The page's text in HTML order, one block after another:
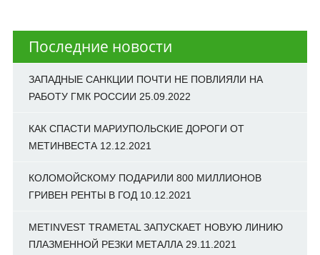
Последние новости
ЗАПАДНЫЕ САНКЦИИ ПОЧТИ НЕ ПОВЛИЯЛИ НА
РАБОТУ ГМК РОССИИ 25.09.2022
КАК СПАСТИ МАРИУПОЛЬСКИЕ ДОРОГИ ОТ
МЕТИНВЕСТА 12.12.2021
КОЛОМОЙСКОМУ ПОДАРИЛИ 800 МИЛЛИОНОВ
ГРИВЕН РЕНТЫ В ГОД 10.12.2021
METINVEST TRAMETAL ЗАПУСКАЕТ НОВУЮ ЛИНИЮ
ПЛАЗМЕННОЙ РЕЗКИ МЕТАЛЛА 29.11.2021